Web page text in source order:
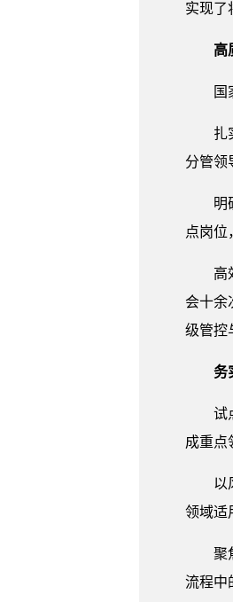
实现了
高
国
扎
分管领
明
点岗位
高
会十余
级管控
务
试
成重点
以
领域适
聚
流程中